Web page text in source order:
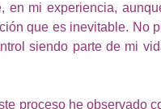
en mi experiencia,
que es inevitable. No
siendo parte de mi
proceso he observado